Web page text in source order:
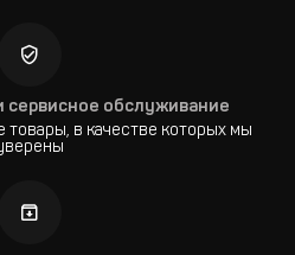
сервисное обслуживание
товары, в качестве которых мы